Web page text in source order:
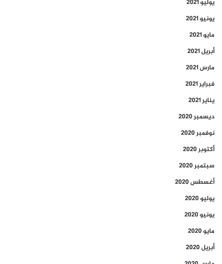
يوليو 2021
يونيو 2021
مايو 2021
أبريل 2021
مارس 2021
فبراير 2021
يناير 2021
ديسمبر 2020
نوفمبر 2020
أكتوبر 2020
سبتمبر 2020
أغسطس 2020
يوليو 2020
يونيو 2020
مايو 2020
أبريل 2020